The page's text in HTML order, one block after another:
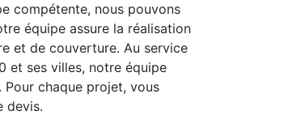
compétente, nous pouvons
équipe assure la réalisation
et de couverture. Au service
et ses villes, notre équipe
chaque projet, vous
devis.